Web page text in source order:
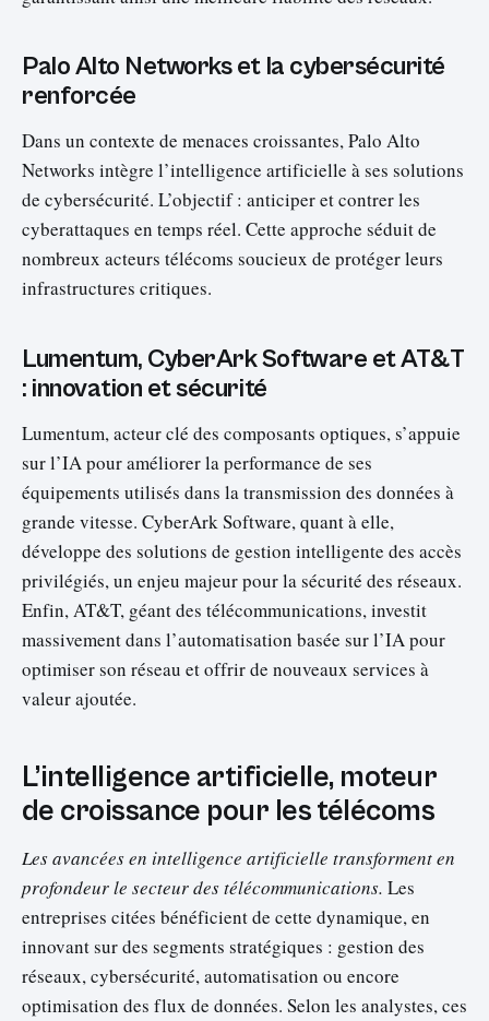
Palo Alto Networks et la cybersécurité
renforcée
Dans un contexte de menaces croissantes, Palo Alto
Networks intègre l’intelligence artificielle à ses solutions
de cybersécurité. L’objectif : anticiper et contrer les
cyberattaques en temps réel. Cette approche séduit de
nombreux acteurs télécoms soucieux de protéger leurs
infrastructures critiques.
Lumentum, CyberArk Software et AT&T
: innovation et sécurité
Lumentum, acteur clé des composants optiques, s’appuie
sur l’IA pour améliorer la performance de ses
équipements utilisés dans la transmission des données à
grande vitesse. CyberArk Software, quant à elle,
développe des solutions de gestion intelligente des accès
privilégiés, un enjeu majeur pour la sécurité des réseaux.
Enfin, AT&T, géant des télécommunications, investit
massivement dans l’automatisation basée sur l’IA pour
optimiser son réseau et offrir de nouveaux services à
valeur ajoutée.
L’intelligence artificielle, moteur
de croissance pour les télécoms
Les avancées en intelligence artificielle transforment en
profondeur le secteur des télécommunications. Les
entreprises citées bénéficient de cette dynamique, en
innovant sur des segments stratégiques : gestion des
réseaux, cybersécurité, automatisation ou encore
optimisation des flux de données. Selon les analystes, ces